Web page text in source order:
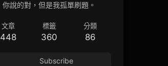
你說的對，但是我孤單刷題。
文章
448
標籤
360
分類
86
Subscribe